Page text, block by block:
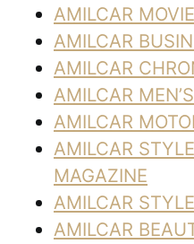
AMILCAR
AMILCAR
AMILCAR
AMILCAR
AMILCAR
AMILCAR
MAGAZINE
AMILCAR
AMILCAR